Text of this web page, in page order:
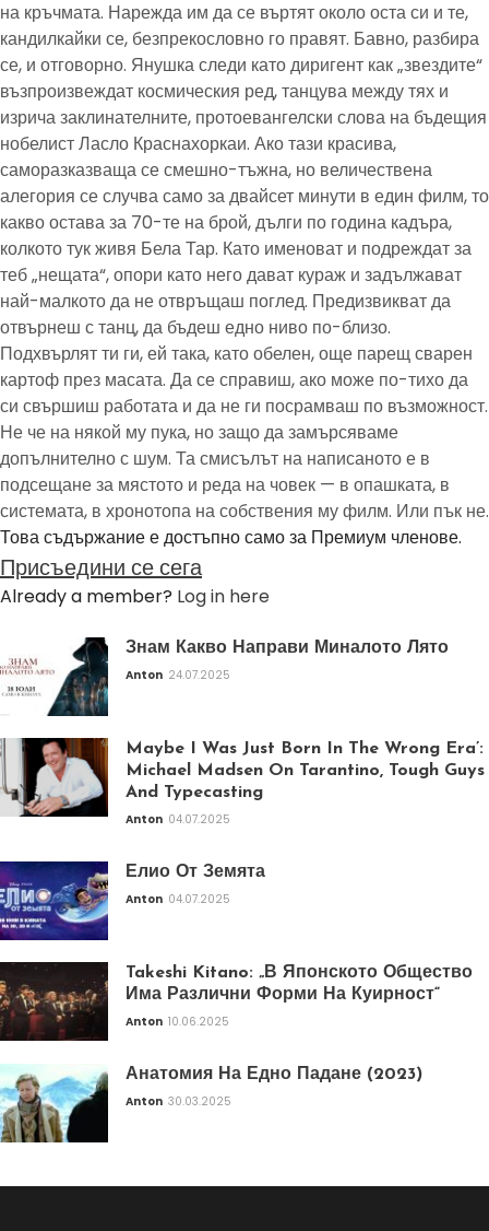
на кръчмата. Нарежда им да се въртят около оста си и те,
кандилкайки се, безпрекословно го правят. Бавно, разбира
се, и отговорно. Янушка следи като диригент как „звездите“
възпроизвеждат космическия ред, танцува между тях и
изрича заклинателните, протоевангелски слова на бъдещия
нобелист Ласло Краснахоркаи. Ако тази красива,
саморазказваща се смешно-тъжна, но величествена
алегория се случва само за двайсет минути в един филм, то
какво остава за 70-те на брой, дълги по година кадъра,
колкото тук живя Бела Тар. Като именоват и подреждат за
теб „нещата“, опори като него дават кураж и задължават
най-малкото да не отвръщаш поглед. Предизвикват да
отвърнеш с танц, да бъдеш едно ниво по-близо.
Подхвърлят ти ги, ей така, като обелен, още парещ сварен
картоф през масата. Да се справиш, ако може по-тихо да
си свършиш работата и да не ги посрамваш по възможност.
Не че на някой му пука, но защо да замърсяваме
допълнително с шум. Та смисълът на написаното е в
подсещане за мястото и реда на човек — в опашката, в
системата, в хронотопа на собствения му филм. Или пък не.
Това съдържание е достъпно само за Премиум членове.
Присъедини се сега
Already a member? Log in here
Знам Какво Направи Миналото Лято
Anton 24.07.2025
Maybe I Was Just Born In The Wrong Era’:
Michael Madsen On Tarantino, Tough Guys
And Typecasting
Anton 04.07.2025
Елио От Земята
Anton 04.07.2025
Takeshi Kitano: „В Японското Общество
Има Различни Форми На Куирност“
Anton 10.06.2025
Анатомия На Едно Падане (2023)
Anton 30.03.2025